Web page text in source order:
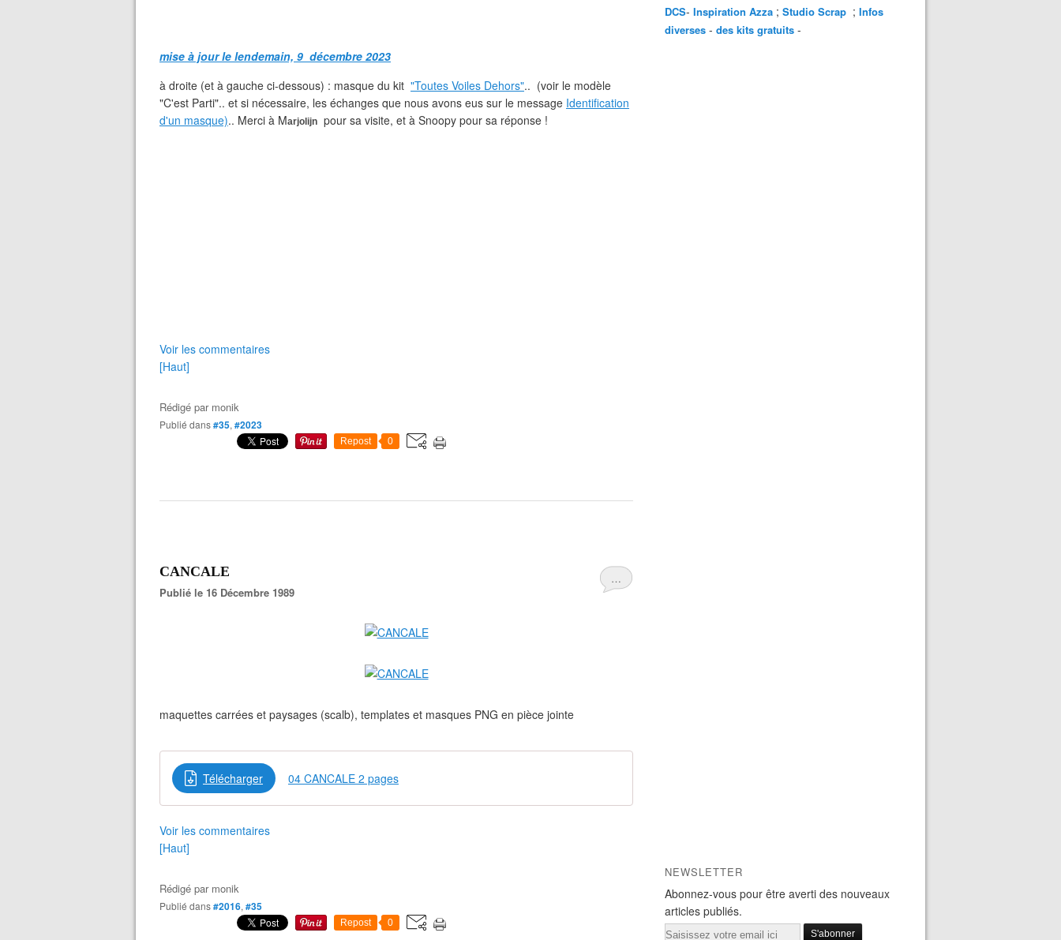
mise à jour le lendemain, 9 décembre 2023
à droite (et à gauche ci-dessous) : masque du kit "Toutes Voiles Dehors".. (voir le modèle
"C'est Parti".. et si nécessaire, les échanges que nous avons eus sur le message Identification
d'un masque).. Merci à Marjolijn pour sa visite, et à Snoopy pour sa réponse !
Voir les commentaires
[Haut]
Rédigé par monik
Publié dans#35, #2023
Repost 0
…
CANCALE
Publié le 16 Décembre 1989
maquettes carrées et paysages (scalb), templates et masques PNG en pièce jointe
Télécharger 04 CANCALE 2 pages
Voir les commentaires
[Haut]
Rédigé par monik
Publié dans#2016, #35
Repost 0
DCS- Inspiration Azza ; Studio Scrap ; Infos
diverses - des kits gratuits -
NEWSLETTER
Abonnez-vous pour être averti des nouveaux
articles publiés.
Email